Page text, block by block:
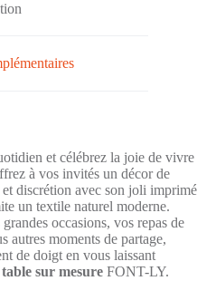
et célébrez la joie de vivre
à vos invités un décor de
discrétion avec son joli imprimé
un textile naturel moderne.
occasions, vos repas de
autres moments de partage,
de doigt en vous laissant
sur mesure FONT-LY.